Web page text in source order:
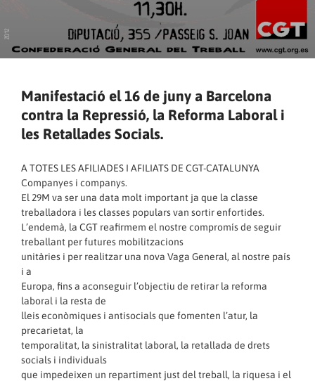
Manifestació el 16 de juny a Barcelona
contra la Repressió, la Reforma Laboral i
les Retallades Socials.
A TOTES LES AFILIADES I AFILIATS DE CGT-CATALUNYA
Companyes i companys.
El 29M va ser una data molt important ja que la classe
treballadora i les classes populars van sortir enfortides.
L’endemà, la CGT reafirmem el nostre compromís de seguir
treballant per futures mobilitzacions
unitàries i per realitzar una nova Vaga General, al nostre país
i a
Europa, fins a aconseguir l’objectiu de retirar la reforma
laboral i la resta de
lleis econòmiques i antisocials que fomenten l’atur, la
precarietat, la
temporalitat, la sinistralitat laboral, la retallada de drets
socials i individuals
que impedeixen un repartiment just del treball, la riquesa i el